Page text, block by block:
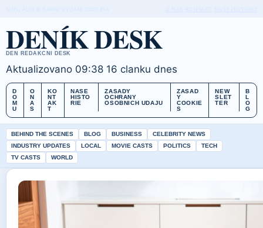
DENÍK DESK
DEN REDAKCNI DESK
Aktualizovano 09:38 16 clanku dnes
D
O
M
U
O
N
A
S
KO
NT
AK
T
NASE
HISTO
RIE
ZASADY
OCHRANY
OSOBNICH UDAJU
ZASAD
Y
COOKIE
S
NEW
SLET
TER
B
L
O
G
BEHIND THE SCENES BLOG BUSINESS
CELEBRITY NEWS
INDUSTRY UPDATES
LOCAL MOVIE CASTS POLITICS
TECH
TV CASTS
WORLD